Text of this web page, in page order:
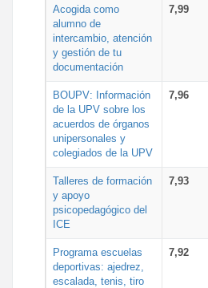
Acogida como
alumno de
intercambio, atención
y gestión de tu
documentación
7,99
BOUPV: Información
de la UPV sobre los
acuerdos de órganos
unipersonales y
colegiados de la UPV
7,96
Talleres de formación
y apoyo
psicopedagógico del
ICE
7,93
Programa escuelas
deportivas: ajedrez,
escalada, tenis, tiro
7,92